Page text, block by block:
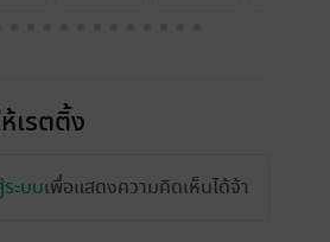
เรตติ้ง
ระบบเพื่อแสดงความคิดเห็นได้จ้า